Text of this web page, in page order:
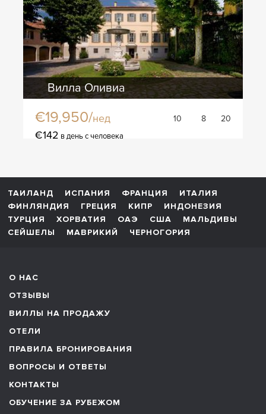
Вилла Оливиа
€19,950/нед 10 8 20
€142 в день с человека
ТАИЛАНД ИСПАНИЯ ФРАНЦИЯ
ИТАЛИЯ
ФИНЛЯНДИЯ
ГРЕЦИЯ КИПР
ИНДОНЕЗИЯ
ТУРЦИЯ
ХОРВАТИЯ ОАЭ США
МАЛЬДИВЫ
СЕЙШЕЛЫ
МАВРИКИЙ ЧЕРНОГОРИЯ
О НАС
ОТЗЫВЫ
ВИЛЛЫ НА ПРОДАЖУ
ОТЕЛИ
ПРАВИЛА БРОНИРОВАНИЯ
ВОПРОСЫ И ОТВЕТЫ
КОНТАКТЫ
ОБУЧЕНИЕ ЗА РУБЕЖОМ